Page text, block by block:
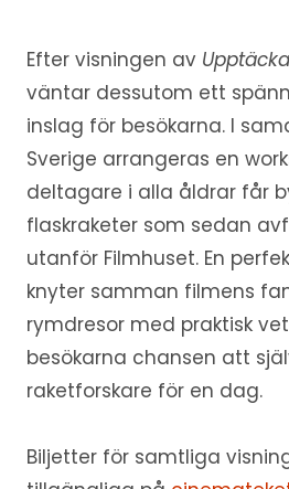
Efter visningen av
väntar dessutom ett
inslag för besökarna. I
Sverige arrangeras en
deltagare i alla åldrar får
flaskraketer som sedan
utanför Filmhuset. En
knyter samman filmens
rymdresor med praktisk
besökarna chansen att
raketforskare för en dag.
Biljetter för samtliga